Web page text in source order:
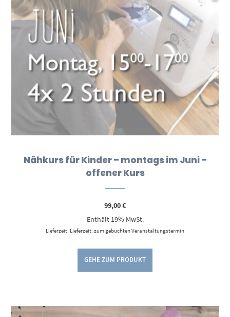
Nähkurs für Kinder – montags im Juni –
offener Kurs
99,00€
Enthält 19% MwSt.
Lieferzeit: Lieferzeit: zum gebuchten Veranstaltungstermin
GEHE ZUM PRODUKT